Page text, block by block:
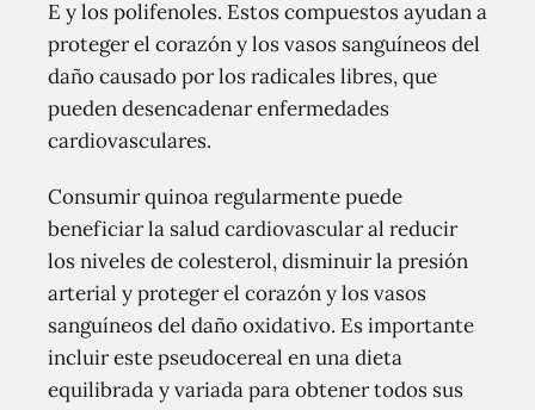
E y los polifenoles. Estos compuestos ayudan a
proteger el corazón y los vasos sanguíneos del
daño causado por los radicales libres, que
pueden desencadenar enfermedades
cardiovasculares.
Consumir quinoa regularmente puede
beneficiar la salud cardiovascular al reducir
los niveles de colesterol, disminuir la presión
arterial y proteger el corazón y los vasos
sanguíneos del daño oxidativo. Es importante
incluir este pseudocereal en una dieta
equilibrada y variada para obtener todos sus